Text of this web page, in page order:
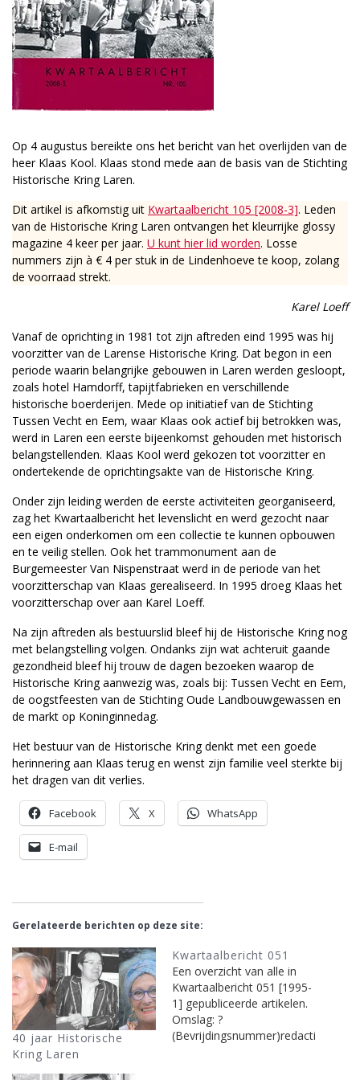
Op 4 augustus bereikte ons het bericht van het overlijden van de
heer Klaas Kool. Klaas stond mede aan de basis van de Stichting
Historische Kring Laren.
Dit artikel is afkomstig uit Kwartaalbericht 105 [2008-3]. Leden
van de Historische Kring Laren ontvangen het kleurrijke glossy
magazine 4 keer per jaar. U kunt hier lid worden. Losse
nummers zijn à € 4 per stuk in de Lindenhoeve te koop, zolang
de voorraad strekt.
Karel Loeff
Vanaf de oprichting in 1981 tot zijn aftreden eind 1995 was hij
voorzitter van de Larense Historische Kring. Dat begon in een
periode waarin belangrijke gebouwen in Laren werden gesloopt,
zoals hotel Hamdorff, tapijtfabrieken en verschillende
historische boerderijen. Mede op initiatief van de Stichting
Tussen Vecht en Eem, waar Klaas ook actief bij betrokken was,
werd in Laren een eerste bijeenkomst gehouden met historisch
belangstellenden. Klaas Kool werd gekozen tot voorzitter en
ondertekende de oprichtingsakte van de Historische Kring.
Onder zijn leiding werden de eerste activiteiten georganiseerd,
zag het Kwartaalbericht het levenslicht en werd gezocht naar
een eigen onderkomen om een collectie te kunnen opbouwen
en te veilig stellen. Ook het trammonument aan de
Burgemeester Van Nispenstraat werd in de periode van het
voorzitterschap van Klaas gerealiseerd. In 1995 droeg Klaas het
voorzitterschap over aan Karel Loeff.
Na zijn aftreden als bestuurslid bleef hij de Historische Kring nog
met belangstelling volgen. Ondanks zijn wat achteruit gaande
gezondheid bleef hij trouw de dagen bezoeken waarop de
Historische Kring aanwezig was, zoals bij: Tussen Vecht en Eem,
de oogstfeesten van de Stichting Oude Landbouwgewassen en
de markt op Koninginnedag.
Het bestuur van de Historische Kring denkt met een goede
herinnering aan Klaas terug en wenst zijn familie veel sterkte bij
het dragen van dit verlies.
Facebook X WhatsApp
E-mail
Gerelateerde berichten op deze site:
40 jaar Historische
Kring Laren
Kwartaalbericht 051
Een overzicht van alle in
Kwartaalbericht 051 [1995-
1] gepubliceerde artikelen.
Omslag: ?
(Bevrijdingsnummer)redacti